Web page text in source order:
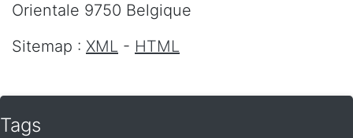
Orientale 9750 Belgique
Sitemap : XML - HTML
Tags